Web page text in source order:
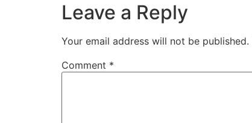
Leave a Reply
Your email address will not be published.
Comment *